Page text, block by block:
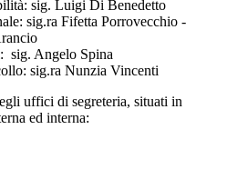
sig. Luigi Di Benedetto
sig.ra Fifetta Porrovecchio -
sig. Angelo Spina
sig.ra Nunzia Vincenti
uffici di segreteria, situati in
ed interna: